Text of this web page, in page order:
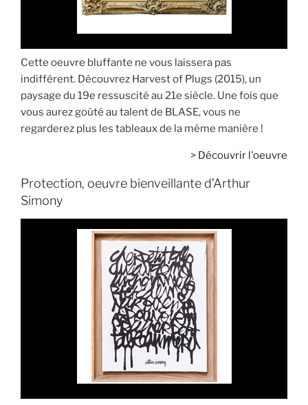
Cette oeuvre bluffante ne vous laissera pas
indifférent. Découvrez Harvest of Plugs (2015), un
paysage du 19e ressuscité au 21e siècle. Une fois que
vous aurez goûté au talent de BLASE, vous ne
regarderez plus les tableaux de la même manière !
> Découvrir l'oeuvre
Protection, oeuvre bienveillante d’Arthur
Simony